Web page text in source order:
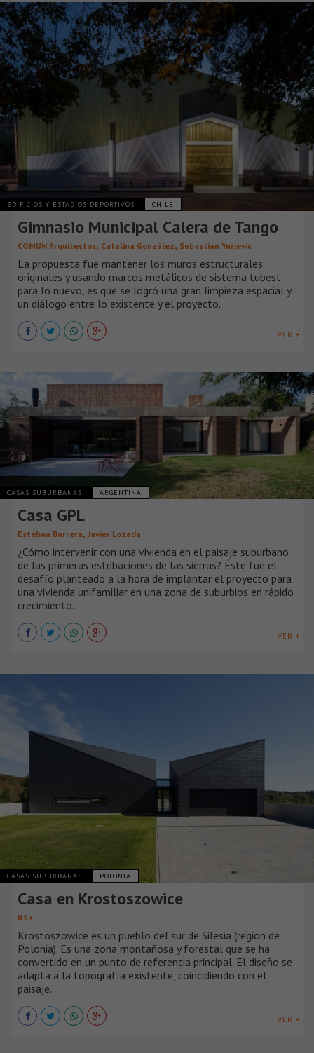
EDIFICIOS Y ESTADIOS DEPORTIVOS CHILE
Gimnasio Municipal Calera de Tango
COMUN Arquitectos, Catalina González, Sebastián Yurjevic
La propuesta fue mantener los muros estructurales
originales y usando marcos metálicos de sistema tubest
para lo nuevo, es que se logró una gran limpieza espacial y
un diálogo entre lo existente y el proyecto.
VER +
CASAS SUBURBANAS ARGENTINA
Casa GPL
Esteban Barrera, Javier Lozada
¿Cómo intervenir con una vivienda en el paisaje suburbano
de las primeras estribaciones de las sierras? Éste fue el
desafío planteado a la hora de implantar el proyecto para
una vivienda unifamiliar en una zona de suburbios en rápido
crecimiento.
VER +
CASAS SUBURBANAS POLONIA
Casa en Krostoszowice
RS+
Krostoszowice es un pueblo del sur de Silesia (región de
Polonia). Es una zona montañosa y forestal que se ha
convertido en un punto de referencia principal. El diseño se
adapta a la topografía existente, coincidiendo con el
paisaje.
VER +